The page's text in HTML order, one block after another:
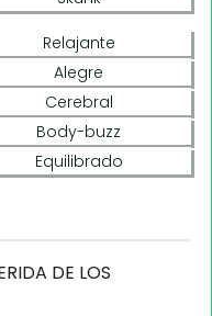
Relajante
Alegre
Cerebral
Body-buzz
Equilibrado
DE LOS